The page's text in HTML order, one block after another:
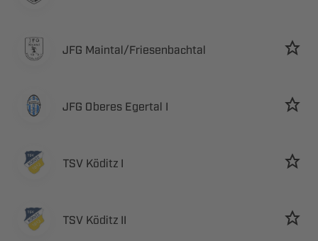
 ​
   
  
  